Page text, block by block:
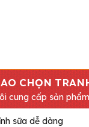
CHỌN
cung cấp sản
sữa dễ dàng